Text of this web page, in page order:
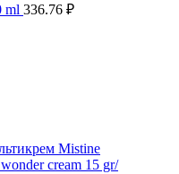
ml 336.76 ₽
Mistine
cream 15 gr/